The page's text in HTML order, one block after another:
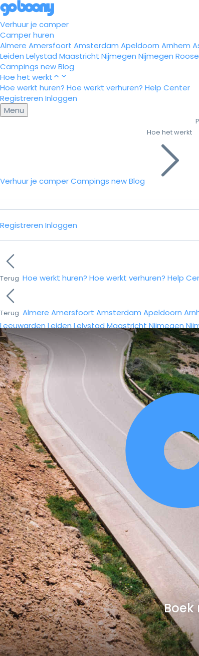
Verhuur je camper
Camper huren
Almere Amersfoort Amsterdam Apeldoorn Arnhem
Leiden Lelystad Maastricht Nijmegen Nijmegen
Campings newBlog
Hoe het werkt
Hoe werkt huren? Hoe werkt verhuren? Help Center
Registreren Inloggen
Menu
Verhuur je camperCampings newBlog
Hoe het werkt
Registreren Inloggen
Terug Hoe werkt huren? Hoe werkt verhuren? Help
Terug Almere Amersfoort Amsterdam Apeldoorn
Leeuwarden Leiden Lelystad Maastricht Nijmegen
Boek